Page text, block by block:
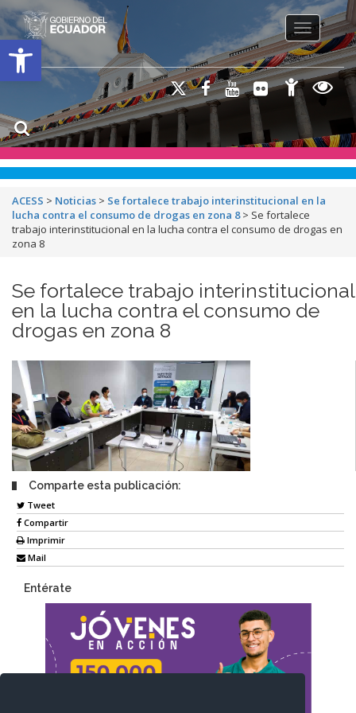
Open toolbar
Toggle
ACESS > Noticias > Se fortalece trabajo interinstitucional en la
lucha contra el consumo de drogas en zona 8> Se fortalece
trabajo interinstitucional en la lucha contra el consumo de drogas en
zona 8
Se fortalece trabajo interinstitucional
en la lucha contra el consumo de
drogas en zona 8
Comparte esta publicación:
Tweet
Compartir
Imprimir
Mail
Entérate